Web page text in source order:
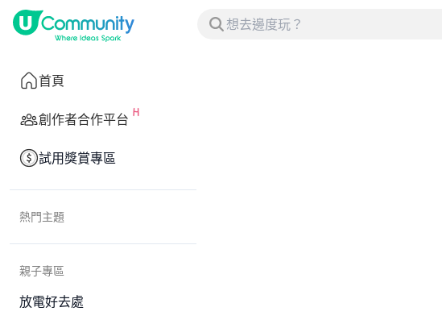
首頁
創作者合作平台
試用獎賞專區
熱門主題
親子專區
放電好去處